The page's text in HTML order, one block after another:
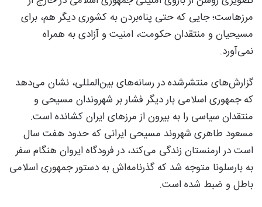
مرزهاست؛ جایی که حتی پناه‌بردن به کشوری دیگر هم، برای
مسیحیان و منتقدان حکومت، امنیت و آزادی به همراه
نمی‌آورد.
گزارش‌های منتشرشده در رسانه‌های بین‌المللی، نشان می‌دهد
که جمهوری اسلامی بار دیگر فشار بر شهروندان مسیحی و
منتقدان سیاسی را به بیرون از مرزهای ایران کشانده است.
مسعود طاهری شهروند مسیحی ایرانی که حدود هفت سال
است در ارمنستان زندگی می‌کند، در فرودگاه ایروان هنگام سفر
به بارسلونا متوجه شد که گذرنامه‌اش به دستور جمهوری اسلامی
باطل و ضبط شده است.